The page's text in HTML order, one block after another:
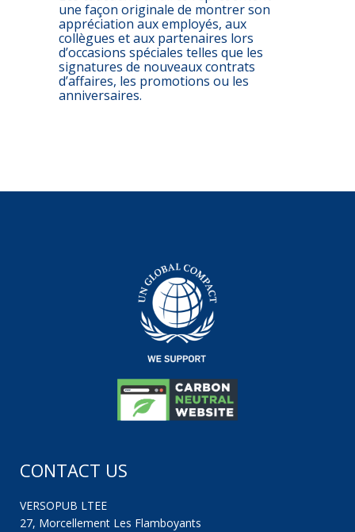
une façon originale de montrer son
appréciation aux employés, aux
collègues et aux partenaires lors
d’occasions spéciales telles que les
signatures de nouveaux contrats
d’affaires, les promotions ou les
anniversaires.
CONTACT US
VERSOPUB LTEE
27, Morcellement Les Flamboyants